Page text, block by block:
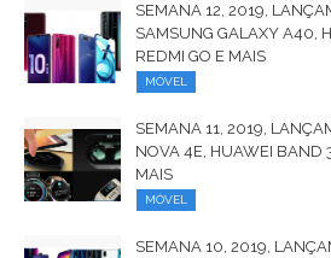
SEMANA 12, 2019,
SAMSUNG GALAXY A40,
REDMI GO E MAIS
MÓVEL
SEMANA 11, 2019,
NOVA 4E, HUAWEI BAND
MAIS
MÓVEL
SEMANA 10, 2019,